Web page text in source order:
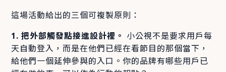
這場活動給出的三個可複製原則：
1. 把外部觸發點接進設計裡。
小公視不是要求用戶每
天自動登入，而是在他們已經在看節目的那個當下，
給他們一個延伸參與的入口。你的品牌有哪些用戶已